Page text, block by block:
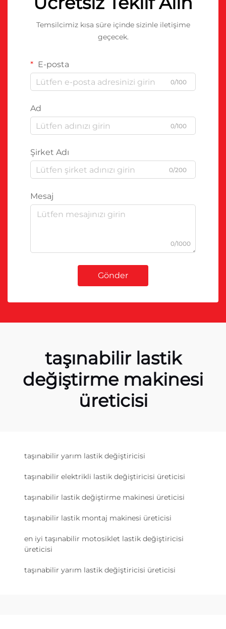
Temsilcimiz kısa süre içinde sizinle iletişime
geçecek.
E-posta
0/100
Ad
0/100
Şirket Adı
0/200
Mesaj
0/1000
Gönder
taşınabilir lastik
değiştirme makinesi
üreticisi
taşınabilir yarım lastik değiştiricisi
taşınabilir elektrikli lastik değiştiricisi üreticisi
taşınabilir lastik değiştirme makinesi üreticisi
taşınabilir lastik montaj makinesi üreticisi
en iyi taşınabilir motosiklet lastik değiştiricisi
üreticisi
taşınabilir yarım lastik değiştiricisi üreticisi